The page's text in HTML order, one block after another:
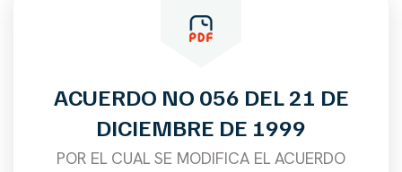
ACUERDO NO 056 DEL 21 DE
DICIEMBRE DE 1999
POR EL CUAL SE MODIFICA EL ACUERDO